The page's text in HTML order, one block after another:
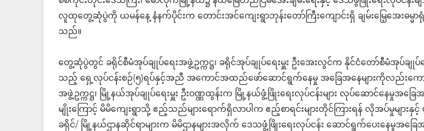
လူထုတွေ့ဆုံပွဲကို ယမန်နေ့ နံနက်ပိုင်းက တောင်းအင်ကျေးရွာဘုန်းတော်ကြီးကျောင်းရှိ ချမ်းမြေ့အေးဓမ္မ
သည်။
တွေ့ဆုံပွဲတွင် ခရိုင်စီမံအုပ်ချုပ်ရေးအဖွဲ့ဥက္ကဋ္ဌ၊ ခရိုင်အုပ်ချုပ်ရေးမှူး ဦးအေးလွင်က နိုင်ငံတော်စီမံအုပ်ချုပ်
သည့် ရှေ့လုပ်ငန်းစဉ်(၅)ရပ်နှင့်အညီ အကောင်အထည်ဖော်ဆောင်ရွက်နေမှု အခြေအနေများကိုလည်းကော
အဖွဲ့ဥက္ကဋ္ဌ၊ မြို့နယ်အုပ်ချုပ်ရေးမှူး ဦးဝဏ္ဏထွန်းက မြို့နယ်ဖွံ့ဖြိုးရေးလုပ်ငန်းများ လုပ်ဆောင်နေမှုအခြေအ
မျိုးကြောင့် မိမိကျေးရွာသို့ ဧည့်သည်များရောက်ရှိလာပါက ဧည့်စာရင်းများတိုင်ကြားရန် လိုအပ်မှုမျာ
ခရိုင်/ မြို့နယ်ဌာနဆိုင်ရာများက မိမိဌာနများအလိုက် ဒေသဖွံ့ဖြိုးရေးလုပ်ငန်း ဆောင်ရွက်ပေးနေမှုအခြေ